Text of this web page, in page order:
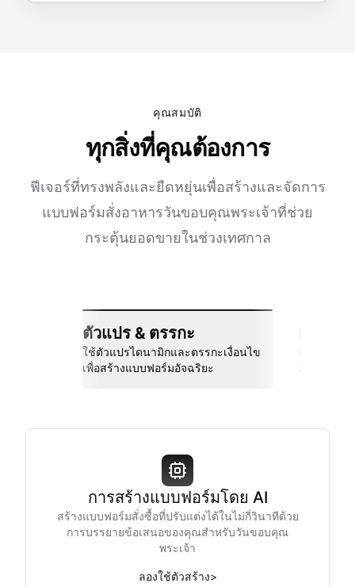
คุณสมบัติ
ทุกสิ่งที่คุณต้องการ
ฟีเจอร์ที่ทรงพลังและยืดหยุ่นเพื่อสร้างและจัดการ
แบบฟอร์มสั่งอาหารวันขอบคุณพระเจ้าที่ช่วย
กระตุ้นยอดขายในช่วงเทศกาล
ตัวแปร & ตรรกะ
ใช้ตัวแปรไดนามิกและตรรกะเงื่อนไข
เพื่อสร้างแบบฟอร์มอัจฉริยะ
การสร้างแบบฟอร์มโดย AI
สร้างแบบฟอร์มสั่งซื้อที่ปรับแต่งได้ในไม่กี่วินาทีด้วย
การบรรยายข้อเสนอของคุณสำหรับวันขอบคุณ
พระเจ้า
ลองใช้ตัวสร้าง>